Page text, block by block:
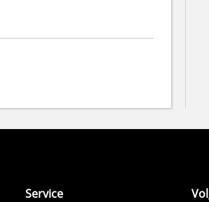
Service